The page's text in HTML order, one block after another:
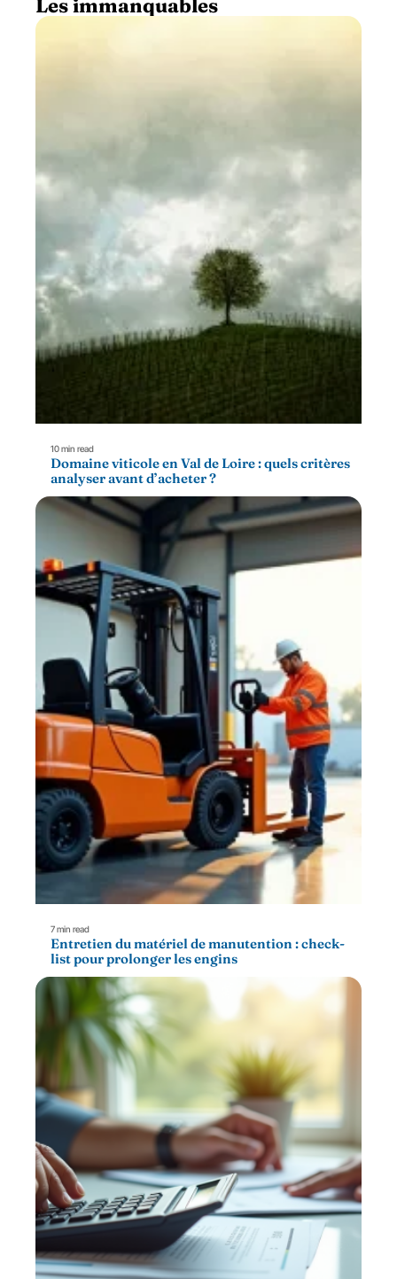
10 min read
Domaine viticole en Val de Loire : quels critères
analyser avant d’acheter ?
7 min read
Entretien du matériel de manutention : check-
list pour prolonger les engins